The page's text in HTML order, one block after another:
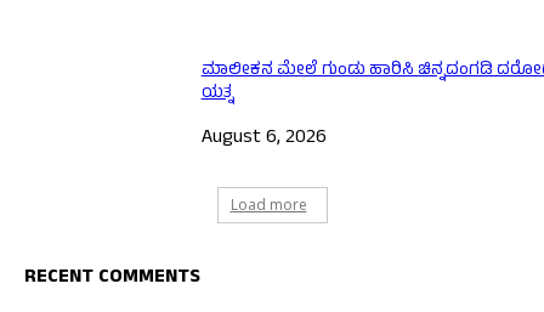
ಮಾಲೀಕನ ಮೇಲೆ ಗುಂಡು ಹಾರಿಸಿ ಚಿನ್ನದಂಗಡಿ
ಯತ್ನ
August 6, 2026
Load more
RECENT COMMENTS